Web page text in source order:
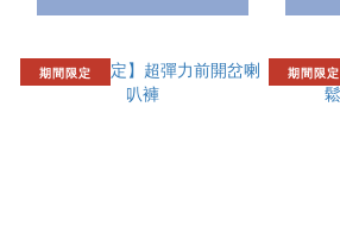
期間限定 期間限定